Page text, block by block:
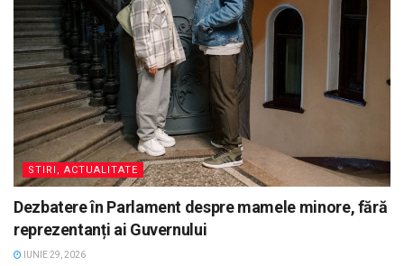
STIRI, ACTUALITATE
Dezbatere în Parlament despre mamele minore, fără
reprezentanți ai Guvernului
IUNIE 29, 2026